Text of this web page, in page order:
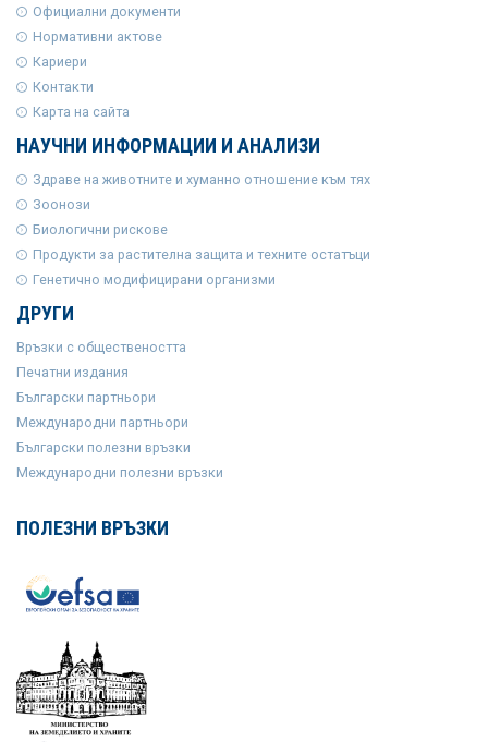
Официални документи
Нормативни актове
Кариери
Контакти
Карта на сайта
НАУЧНИ ИНФОРМАЦИИ И АНАЛИЗИ
Здраве на животните и хуманно отношение към тях
Зоонози
Биологични рискове
Продукти за растителна защита и техните остатъци
Генетично модифицирани организми
ДРУГИ
Връзки с обществеността
Печатни издания
Български партньори
Международни партньори
Български полезни връзки
Международни полезни връзки
ПОЛЕЗНИ ВРЪЗКИ